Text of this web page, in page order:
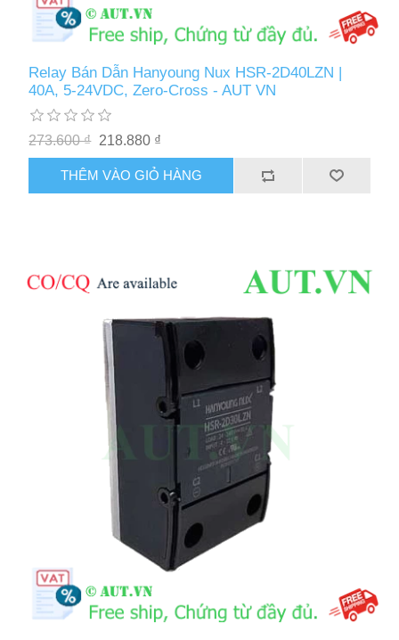
Relay Bán Dẫn Hanyoung Nux HSR-2D40LZN |
40A, 5-24VDC, Zero-Cross - AUT VN
273.600 ₫ 218.880 ₫
THÊM VÀO GIỎ HÀNG